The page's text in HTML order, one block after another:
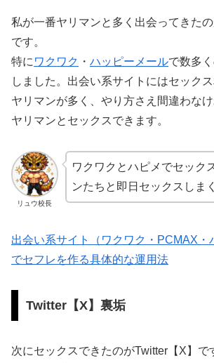
私が一番ヤリマンと多く出会ってきた
です。
特に ワクワク ・ ハッピーメールで数多
しました。出会い系サイトにはセック
ヤリマンが多く、やり方さえ間違わな
ヤリマンとセックスできます。
リュウ校長
ワクワクとハピメでセック
ンたちと即日セックスしま
出会い系サイト（ワクワク・PCMAX・
でセフレを作る具体的な運用法
Twitter【X】裏垢
次にセックスできたのがTwitter【X】で